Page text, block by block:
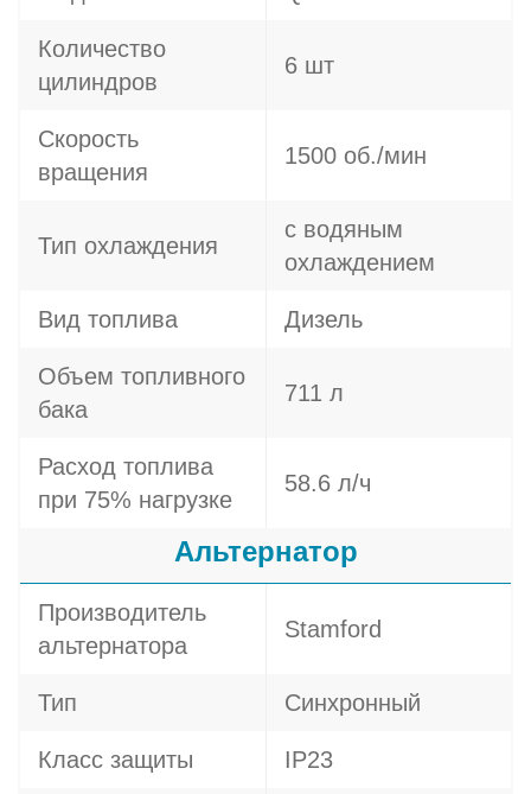
Количество
цилиндров
6 шт
Скорость
вращения
1500 об./мин
Тип охлаждения
с водяным
охлаждением
Вид топлива Дизель
Объем топливного
бака
711 л
Расход топлива
при 75% нагрузке
58.6 л/ч
Альтернатор
Производитель
альтернатора
Stamford
Тип Синхронный
Класс защиты IP23